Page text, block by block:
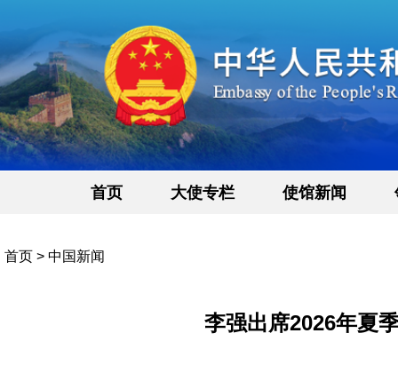
首页 大使专栏 使馆新闻
首页 > 中国新闻
李强出席2026年夏